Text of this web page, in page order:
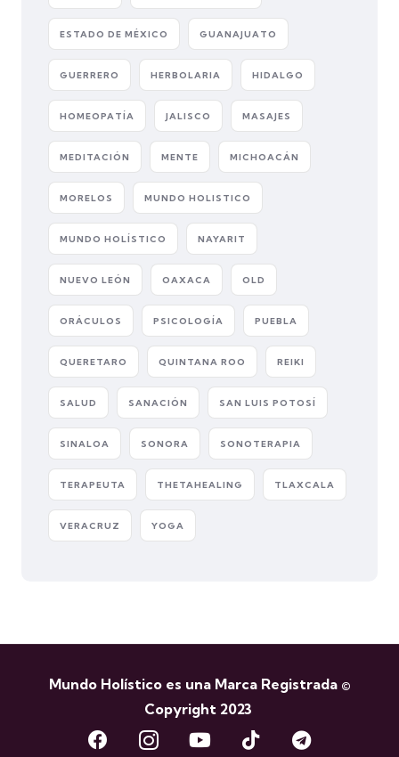
ESTADO DE MÉXICO GUANAJUATO
GUERRERO HERBOLARIA HIDALGO
HOMEOPATÍA JALISCO MASAJES
MEDITACIÓN MENTE MICHOACÁN
MORELOS MUNDO HOLISTICO
MUNDO HOLÍSTICO NAYARIT
NUEVO LEÓN OAXACA OLD
ORÁCULOS PSICOLOGÍA PUEBLA
QUERETARO QUINTANA ROO REIKI
SALUD SANACIÓN SAN LUIS POTOSÍ
SINALOA SONORA SONOTERAPIA
TERAPEUTA THETAHEALING TLAXCALA
VERACRUZ YOGA
Mundo Holístico es una Marca Registrada ©
Copyright 2023